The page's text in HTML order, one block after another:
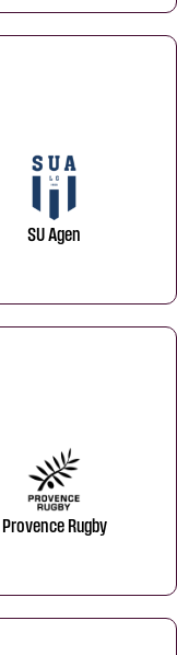
SU Agen
Provence Rugby